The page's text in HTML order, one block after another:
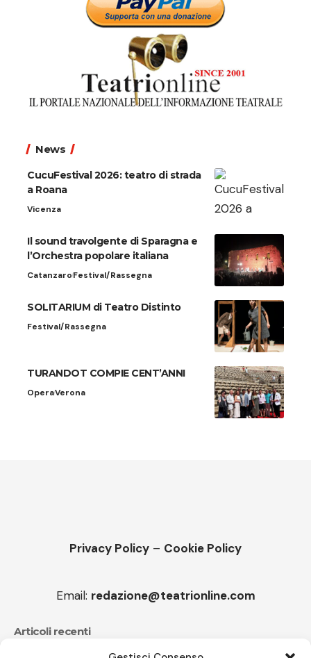
News
CucuFestival 2026: teatro di strada
a Roana
Vicenza
Il sound travolgente di Sparagna e
l’Orchestra popolare italiana
CatanzaroFestival/Rassegna
SOLITARIUM di Teatro Distinto
Festival/Rassegna
TURANDOT COMPIE CENT’ANNI
OperaVerona
Privacy Policy – Cookie Policy
Email: redazione@teatrionline.com
Articoli recenti